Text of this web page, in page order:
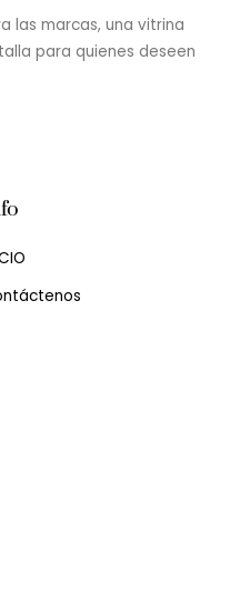
las marcas, una vitrina
para quienes deseen